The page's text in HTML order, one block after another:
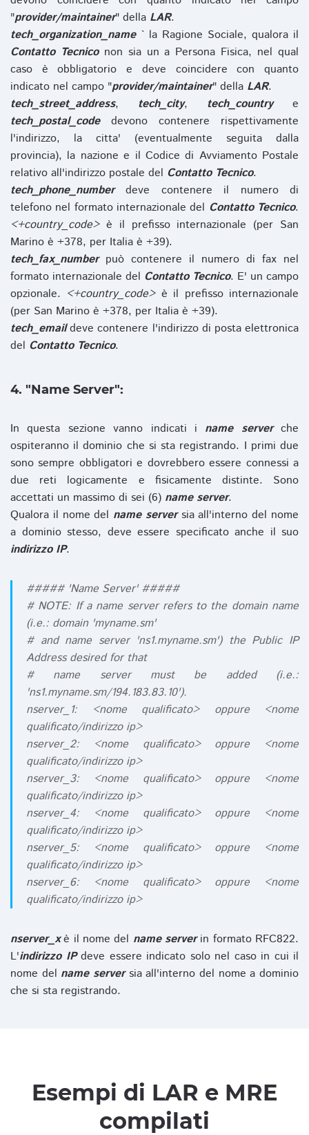
"provider/maintainer" della LAR.
tech_organization_name` la Ragione Sociale, qualora il
Contatto Tecniconon sia un a Persona Fisica, nel qual
caso è obbligatorio e deve coincidere con quanto
indicato nel campo "provider/maintainer" della LAR.
tech_street_address, tech_city, tech_countrye
tech_postal_codedevono contenere rispettivamente
l'indirizzo, la citta' (eventualmente seguita dalla
provincia), la nazione e il Codice di Avviamento Postale
relativo all'indirizzo postale del Contatto Tecnico.
tech_phone_numberdeve contenere il numero di
telefono nel formato internazionale del Contatto Tecnico.
<+country_code>è il prefisso internazionale (per San
Marino è +378, per Italia è +39).
tech_fax_numberpuò contenere il numero di fax nel
formato internazionale del Contatto Tecnico. E' un campo
opzionale. <+country_code>è il prefisso internazionale
(per San Marino è +378, per Italia è +39).
tech_emaildeve contenere l'indirizzo di posta elettronica
del Contatto Tecnico.
4. "Name Server":
In questa sezione vanno indicati i name serverche
ospiteranno il dominio che si sta registrando. I primi due
sono sempre obbligatori e dovrebbero essere connessi a
due reti logicamente e fisicamente distinte. Sono
accettati un massimo di sei (6) name server.
Qualora il nome del name serversia all'interno del nome
a dominio stesso, deve essere specificato anche il suo
indirizzo IP.
##### 'Name Server' #####
# NOTE: If a name server refers to the domain name
(i.e.: domain 'myname.sm'
# and name server 'ns1.myname.sm') the Public IP
Address desired for that
# name server must be added (i.e.:
'ns1.myname.sm/194.183.83.10').
nserver_1: <nome qualificato> oppure <nome
qualificato/indirizzo ip>
nserver_2: <nome qualificato> oppure <nome
qualificato/indirizzo ip>
nserver_3: <nome qualificato> oppure <nome
qualificato/indirizzo ip>
nserver_4: <nome qualificato> oppure <nome
qualificato/indirizzo ip>
nserver_5: <nome qualificato> oppure <nome
qualificato/indirizzo ip>
nserver_6: <nome qualificato> oppure <nome
qualificato/indirizzo ip>
nserver_xè il nome del name serverin formato RFC822.
L'indirizzo IPdeve essere indicato solo nel caso in cui il
nome del name serversia all'interno del nome a dominio
che si sta registrando.
Esempi di LAR e MRE
compilati